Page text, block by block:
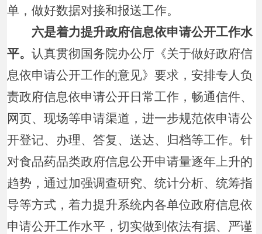
单，做好数据对接和报送工作。
六是着力提升政府信息依申请公开工作水
平。认真贯彻国务院办公厅《关于做好政府信
息依申请公开工作的意见》要求，安排专人负
责政府信息依申请公开日常工作，畅通信件、
网页、现场等申请渠道，进一步规范依申请公
开登记、办理、答复、送达、归档等工作。针
对食品药品类政府信息公开申请量逐年上升的
趋势，通过加强调查研究、统计分析、统筹指
导等方式，着力提升系统内各单位政府信息依
申请公开工作水平，切实做到依法有据、严谨